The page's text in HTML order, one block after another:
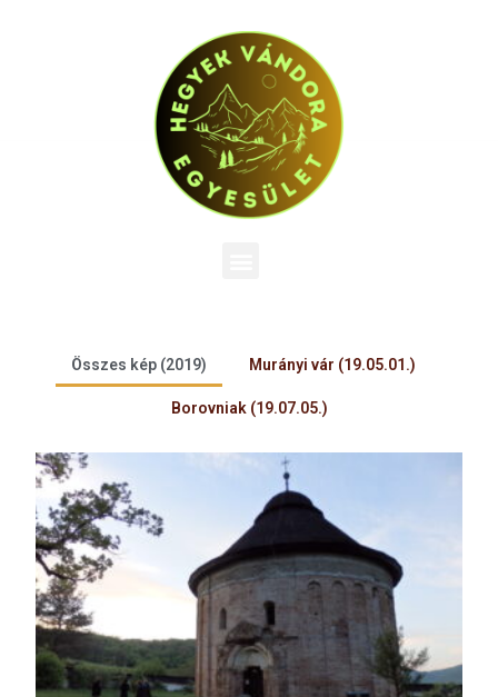
Összes kép (2019) Murányi vár (19.05.01.)
Borovniak (19.07.05.)